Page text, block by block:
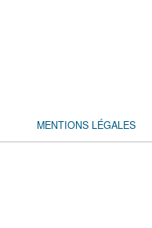
MENTIONS LÉGALES